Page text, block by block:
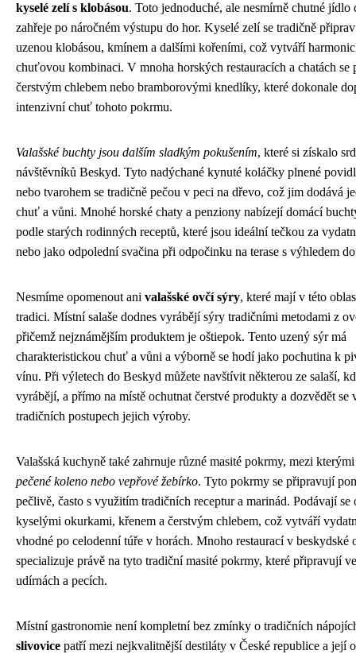
kyselé zelí s klobásou. Toto jednoduché, ale nesmírně chutné jídlo
zahřeje po náročném výstupu do hor. Kyselé zelí se tradičně
uzenou klobásou, kmínem a dalšími kořeními, což vytváří
chuťovou kombinaci. V mnoha horských restauracích a chatách se
čerstvým chlebem nebo bramborovými knedlíky, které dokonale
intenzivní chuť tohoto pokrmu.
Valašské buchty jsou dalším sladkým pokušením, které si získalo
návštěvníků Beskyd. Tyto nadýchané kynuté koláčky plnené
nebo tvarohem se tradičně pečou v peci na dřevo, což jim dodává
chuť a vůni. Mnohé horské chaty a penziony nabízejí domácí
podle starých rodinných receptů, které jsou ideální tečkou za
nebo jako odpolední svačina při odpočinku na terase s výhledem
Nesmíme opomenout ani valašské ovčí sýry, které mají v této
tradici. Místní salaše dodnes vyrábějí sýry tradičními metodami z
přičemž nejznámějším produktem je oštiepok. Tento uzený sýr má
charakteristickou chuť a vůni a výborně se hodí jako pochutina k
vínu. Při výletech do Beskyd můžete navštívit některou ze salaší,
vyrábějí, a přímo na místě ochutnat čerstvé produkty a dozvědět se
tradičních postupech jejich výroby.
Valašská kuchyně také zahrnuje různé masité pokrmy, mezi
pečené koleno nebo vepřové žebírko. Tyto pokrmy se připravují
pečlivě, často s využitím tradičních receptur a marinád. Podávají se
kyselými okurkami, křenem a čerstvým chlebem, což vytváří
vhodné po celodenní túře v horách. Mnoho restaurací v beskydské
specializuje právě na tyto tradiční masité pokrmy, které připravují
udírnách a pecích.
Místní gastronomie není kompletní bez zmínky o tradičních
slivovice patří mezi nejkvalitnější destiláty v České republice a její